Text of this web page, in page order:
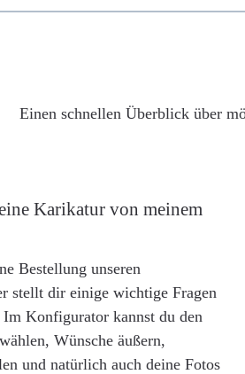
Einen schnellen Überblick über
Karikatur von meinem
Bestellung unseren
stellt dir einige wichtige Fragen
Konfigurator kannst du den
Wünsche äußern,
und natürlich auch deine Fotos